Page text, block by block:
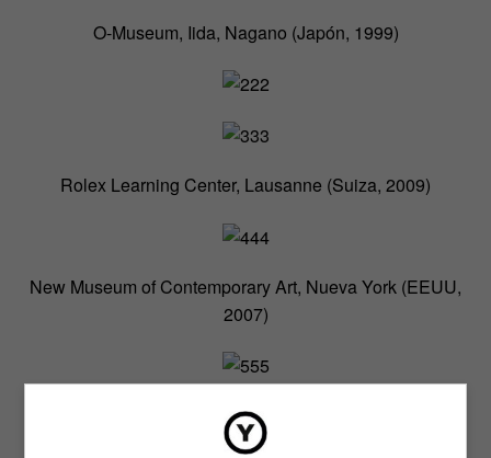
O-Museum, Iida, Nagano (Japón, 1999)
Rolex Learning Center, Lausanne (Suiza, 2009)
New Museum of Contemporary Art, Nueva York (EEUU,
2007)